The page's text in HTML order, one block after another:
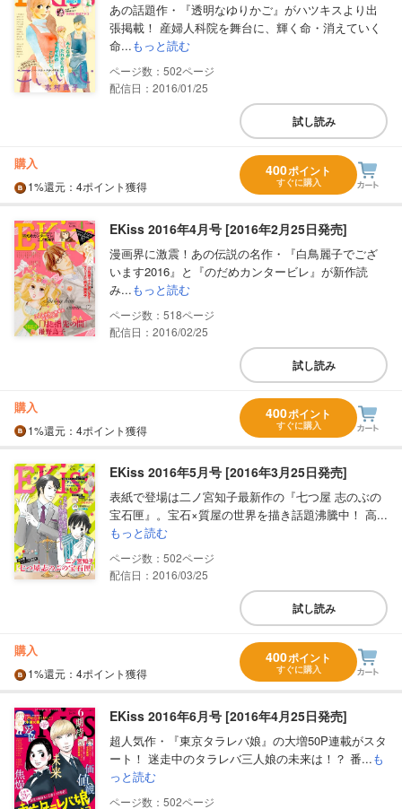
あの話題作・『透明なゆりかご』がハツキスより出
張掲載！ 産婦人科院を舞台に、輝く命・消えていく
命...もっと読む
502
配信日：2016/01/25
試し読み
購入
1%還元 ：4ポイント獲得
400ポイント
すぐに購入
EKiss 2016年4月号 [2016年2月25日発売]
漫画界に激震！あの伝説の名作・『白鳥麗子でござ
います2016』と『のだめカンタービレ』が新作読
み...もっと読む
518
配信日：2016/02/25
試し読み
購入
1%還元 ：4ポイント獲得
400ポイント
すぐに購入
EKiss 2016年5月号 [2016年3月25日発売]
表紙で登場は二ノ宮知子最新作の『七つ屋 志のぶの
宝石匣』。宝石×質屋の世界を描き話題沸騰中！ 高...
もっと読む
502
配信日：2016/03/25
試し読み
購入
1%還元 ：4ポイント獲得
400ポイント
すぐに購入
EKiss 2016年6月号 [2016年4月25日発売]
超人気作・『東京タラレバ娘』の大増50P連載がスタ
ート！ 迷走中のタラレバ三人娘の未来は！？ 番...も
っと読む
502